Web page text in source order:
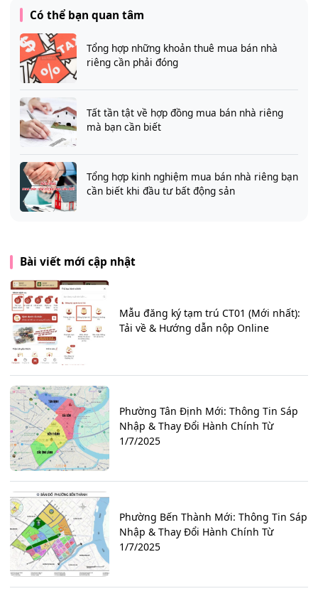
Có thể bạn quan tâm
Tổng hợp những khoản thuê mua bán nhà
riêng cần phải đóng
Tất tần tật về hợp đồng mua bán nhà riêng
mà bạn cần biết
Tổng hợp kinh nghiệm mua bán nhà riêng bạn
cần biết khi đầu tư bất động sản
Bài viết mới cập nhật
Mẫu đăng ký tạm trú CT01 (Mới nhất):
Tải về & Hướng dẫn nộp Online
Phường Tân Định Mới: Thông Tin Sáp
Nhập & Thay Đổi Hành Chính Từ
1/7/2025
Phường Bến Thành Mới: Thông Tin Sáp
Nhập & Thay Đổi Hành Chính Từ
1/7/2025